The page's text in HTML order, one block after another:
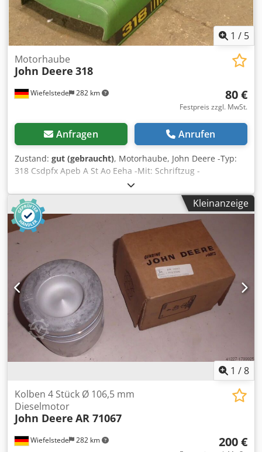
1 / 5
Wiefelstede 282 km
Motorhaube
John Deere 318
80 €
Festpreis zzgl. MwSt.
Anfragen Anrufen
Zustand: gut (gebraucht), Motorhaube, John Deere -Typ:
318 Csdpfx Apeb A St Ao Eeha -Mit: Schriftzug -
Abmessungen: 920/380/H180 mm -Gewicht: 2 kg
Kleinanzeige
1 /8
Wiefelstede 282 km
Kolben 4 Stück Ø 106,5 mm
Dieselmotor
John Deere AR 71067
200 €